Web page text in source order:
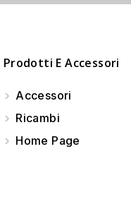
Prodotti E Accessori
Accessori
Ricambi
Home Page